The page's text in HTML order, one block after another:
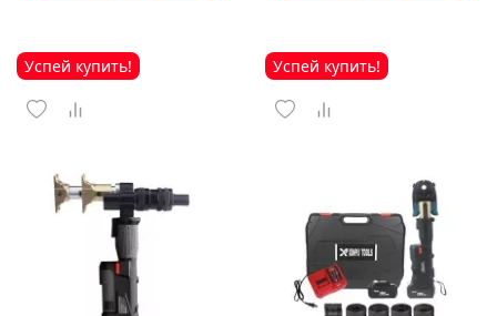
Успей купить! Успей купить!